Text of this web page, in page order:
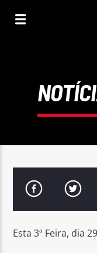
A MINHA
Esta 3ª Feira, dia